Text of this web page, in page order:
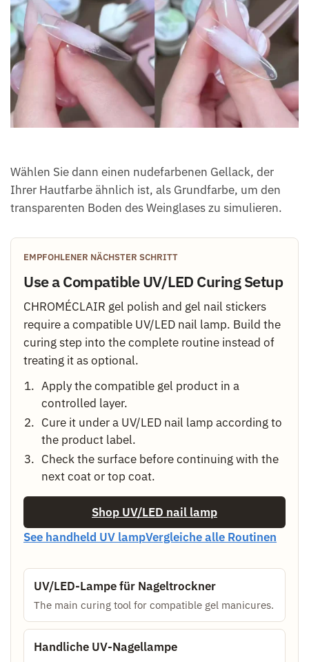
Wählen Sie dann einen nudefarbenen Gellack, der
Ihrer Hautfarbe ähnlich ist, als Grundfarbe, um den
transparenten Boden des Weinglases zu simulieren.
EMPFOHLENER NÄCHSTER SCHRITT
Use a Compatible UV/LED Curing Setup
CHROMÉCLAIR gel polish and gel nail stickers
require a compatible UV/LED nail lamp. Build the
curing step into the complete routine instead of
treating it as optional.
Apply the compatible gel product in a
controlled layer.
Cure it under a UV/LED nail lamp according to
the product label.
Check the surface before continuing with the
next coat or top coat.
Shop UV/LED nail lamp
See handheld UV lampVergleiche alle Routinen
UV/LED-Lampe für Nageltrockner
The main curing tool for compatible gel manicures.
Handliche UV-Nagellampe